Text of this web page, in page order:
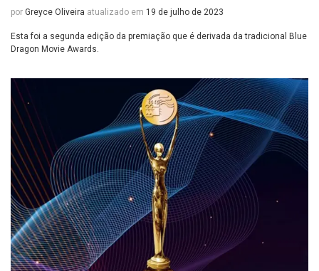
por Greyce Oliveira atualizado em 19 de julho de 2023
Esta foi a segunda edição da premiação que é derivada da tradicional Blue
Dragon Movie Awards.